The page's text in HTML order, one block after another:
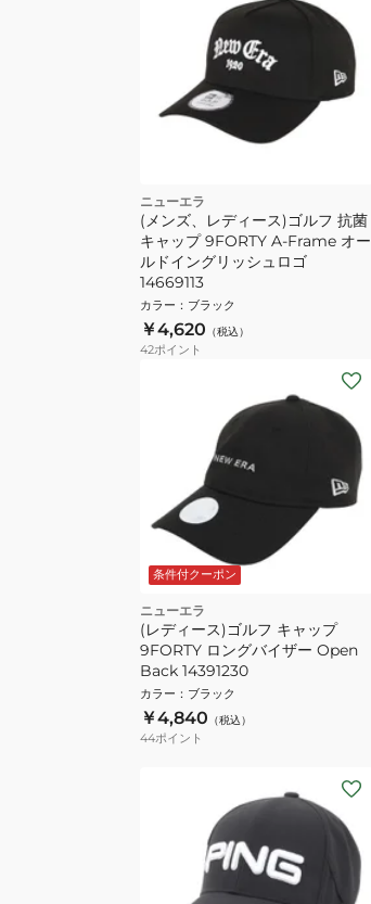
ニューエラ
(メンズ、レディース)ゴルフ 抗菌
キャップ 9FORTY A-Frame オー
ルドイングリッシュロゴ
14669113
カラー ： ブラック
￥4,620 （税込）
42ポイント
条件付クーポン
ニューエラ
(レディース)ゴルフ キャップ
9FORTY ロングバイザー Open
Back 14391230
カラー ： ブラック
￥4,840 （税込）
44ポイント